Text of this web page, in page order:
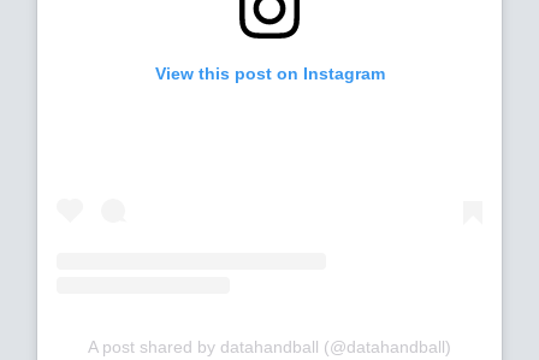
View this post on Instagram
A post shared by datahandball (@datahandball)